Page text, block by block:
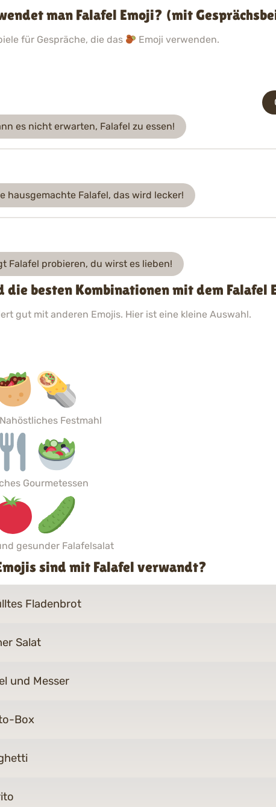
man Falafel Emoji? (mit
für Gespräche, die das Emoji verwenden.
es nicht erwarten, Falafel zu essen!
hausgemachte Falafel, das wird lecker!
Falafel probieren, du wirst es lieben!
die besten Kombinationen mit dem Falafel
gut mit anderen Emojis. Hier ist eine kleine Auswahl.
Festmahl
Gourmetessen
gesunder Falafelsalat
sind mit Falafel verwandt?
Fladenbrot
Salat
und Messer
Box